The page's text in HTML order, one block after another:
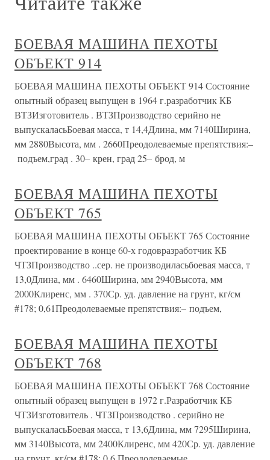
БОЕВАЯ МАШИНА ПЕХОТЫ
ОБЪЕКТ 914
БОЕВАЯ МАШИНА ПЕХОТЫ ОБЪЕКТ 914 Состояние
опытный образец выпущен в 1964 г.разработчик КБ
ВТЗИзготовитель . ВТЗПроизводство серийно не
выпускаласьБоевая масса, т 14,4Длина, мм 7140Ширина,
мм 2880Высота, мм . 2660Преодолеваемые препятствия:–
подъем,град . 30– крен, град 25– брод, м
БОЕВАЯ МАШИНА ПЕХОТЫ
ОБЪЕКТ 765
БОЕВАЯ МАШИНА ПЕХОТЫ ОБЪЕКТ 765 Состояние
проектирование в конце 60-х годовразработчик КБ
ЧТЗПроизводство ..сер. не производиласьбоевая масса, т
13,0Длина, мм . 6460Ширина, мм 2940Высота, мм
2000Клиренс, мм . 370Ср. уд. давление на грунт, кг/см
#178; 0,61Преодолеваемые препятствия:– подъем,
БОЕВАЯ МАШИНА ПЕХОТЫ
ОБЪЕКТ 768
БОЕВАЯ МАШИНА ПЕХОТЫ ОБЪЕКТ 768 Состояние
опытный образец выпущен в 1972 г.Разработчик КБ
ЧТЗИзготовитель . ЧТЗПроизводство . серийно не
выпускаласьБоевая масса, т 13,6Длина, мм 7295Ширина,
мм 3140Высота, мм 2400Клиренс, мм 420Ср. уд. давление